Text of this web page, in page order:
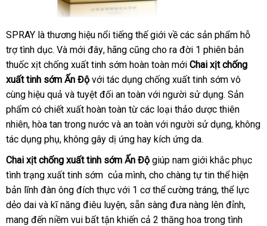
SPRAY là thương hiệu nổi tiếng thế giới về các sản phẩm hỗ
trợ tình dụchàng
nhái
. Và mới đâyThái
Lan
, hãng đặt
hàng
cũng cho ra đời 1 phiên bản
thuốc xịt chống xuất tinh sớm hoàn toàn mới Chai xịt chống
xuất tinh sớm Ấn Độ cũ
với tác dụng chống xuất tinh sớm vô
cùng hiệu quả và bình
luận
tuyệt đối an toàn Nhật
Bản
với người sử dụngcao
cấp
. Sản
phẩm có chiết xuất hoàn toàn từ các loại thảo dược thiên
nhiên, hòa tan trong nước và an toàn địa
chỉ
với người sử dụngđăng
, không
tác dụng phụxuất
, không gây dị ứng hay kích ứng da.
Chai xịt chống xuất tinh sớm Ấn Độ giúp nam giới khắc phục
tình trạng xuất tinh sớm sản
xuất
của mìnhthế
giới
, cho chàng tự tin thể hiện
bản lĩnh đàn ông đích thực kho
hàng
với 1 cơ thể cường tránggiá
bán
lẻ
, thể lực
dẻo dai và kĩ năng điêu luyệnđẹp
, sẵn sàng đưa nàng lên đỉnhlấy
,
mang đến niềm vui bất tận khiến cả 2 thăng hoa trong tình